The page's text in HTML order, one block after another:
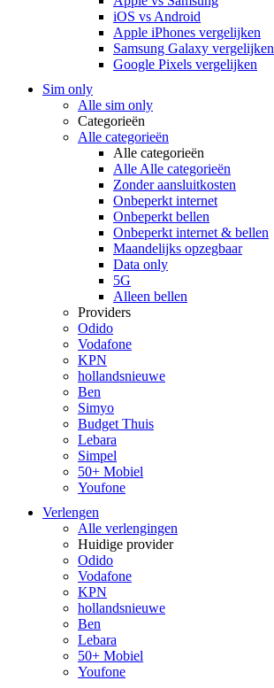
iOS vs Android
Apple iPhones vergelijken
Samsung Galaxy vergelijken
Google Pixels vergelijken
Sim only
Alle sim only
Categorieën
Alle categorieën
Alle categorieën
Alle Alle categorieën
Zonder aansluitkosten
Onbeperkt internet
Onbeperkt bellen
Onbeperkt internet & bellen
Maandelijks opzegbaar
Data only
5G
Alleen bellen
Providers
Odido
Vodafone
KPN
hollandsnieuwe
Ben
Simyo
Budget Thuis
Lebara
Simpel
50+ Mobiel
Youfone
Verlengen
Alle verlengingen
Huidige provider
Odido
Vodafone
KPN
hollandsnieuwe
Ben
Lebara
50+ Mobiel
Youfone